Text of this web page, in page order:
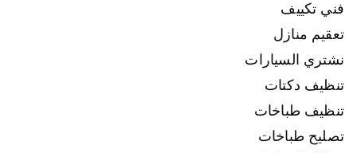
فني تكييف
تعقيم منازل
نشتري السيارات
تنظيف دكتات
تنظيف طباخات
تصليح طباخات